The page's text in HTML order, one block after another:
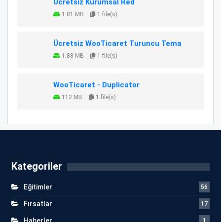
Ücretsiz Kurumsal Red
1.01 MB 1 file(s)
Ücretsiz WooTicaret Turuncu Tema
1.88 MB 1 file(s)
WooTicaret - Duplicator
112 MB 1 file(s)
Kategoriler
Eğitimler 56
Fırsatlar 17